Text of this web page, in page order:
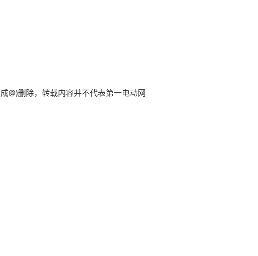
@)删除，转载内容并不代表第一电动网